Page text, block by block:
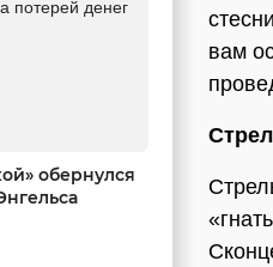
обернулся
вам